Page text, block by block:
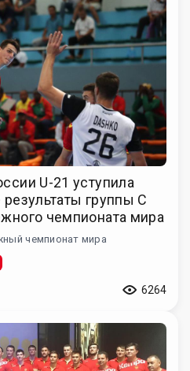
U-21 уступила
группы C
чемпионата мира
чемпионат мира
6264